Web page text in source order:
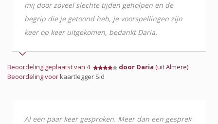
mij door zoveel slechte tijden geholpen en de
begrip die je getoond heb, je voorspellingen zijn
keer op keer uitgekomen, bedankt Daria.
Beoordeling geplaatst van 4 door Daria (uit Almere)
Beoordeling voorkaartlegger Sid
Al een paar keer gesproken. Meer dan een gesprek